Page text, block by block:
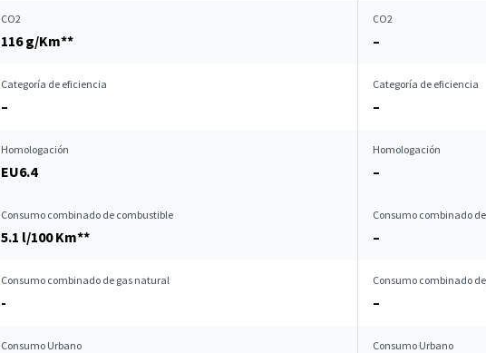
CO2
116 g/Km**
CO2
–
Categoría de eficiencia
–
Categoría de eficiencia
–
Homologación
EU6.4
Homologación
–
Consumo combinado de combustible
5.1 l/100 Km**
Consumo combinado
–
Consumo combinado de gas natural
-
Consumo combinado
–
Consumo Urbano Consumo Urbano